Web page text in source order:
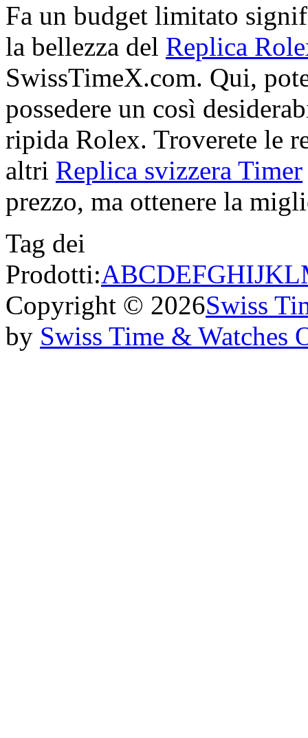
Fa un budget limitato
la bellezza del Replica
SwissTimeX.com. Qui,
possedere un così
ripida Rolex. Troverete le
altri Replica svizzera Timer
prezzo, ma ottenere la
Tag dei
Prodotti:ABCDEFGHIJKL
Copyright © 2026Swiss
by Swiss Time & Watches